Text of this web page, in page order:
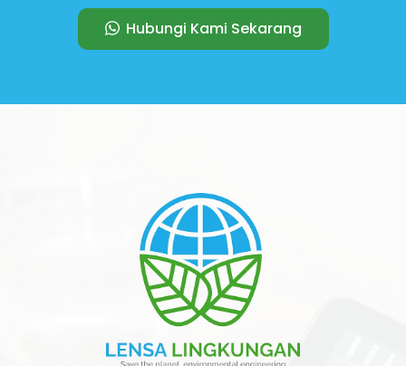
Hubungi Kami Sekarang